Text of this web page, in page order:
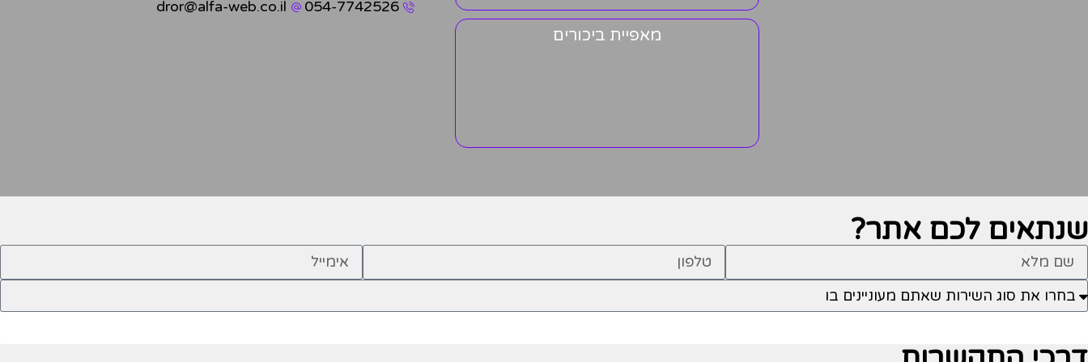
מאפיית ביכורים
054-7742526
dror@alfa-web.co.il
שנתאים לכם אתר?